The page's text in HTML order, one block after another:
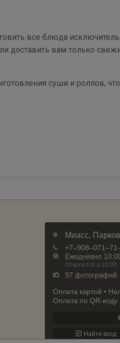
все блюда
доставить вам только
суши и роллов,